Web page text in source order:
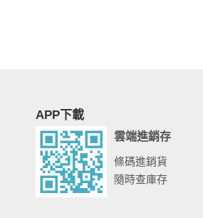
APP下載
雲端進銷存
條碼進銷貨
隨時查庫存